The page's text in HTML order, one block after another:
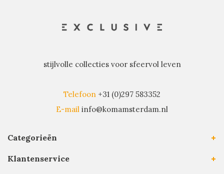
stijlvolle collecties voor sfeervol leven
Telefoon +31 (0)297 583352
E-mail info@komamsterdam.nl
Categorieën
Klantenservice